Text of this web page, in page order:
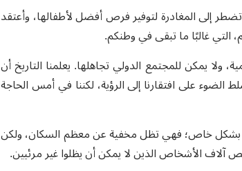
إلى المغادرة لتوفير فرص أفضل لأطفالها، وأعتقد
التي غالبًا ما تبقى في وطنكم.
يمكن للمجتمع الدولي تجاهلها. يعلمنا التاريخ أن
الضوء على افتقارنا إلى الرؤية، لكننا في أمس الحاجة
بشكل خاص؛ فهي تظل مخفية عن معظم السكان، ولكن
آلاف الأشخاص الذين لا يمكن أن يظلوا غير مرئيين.